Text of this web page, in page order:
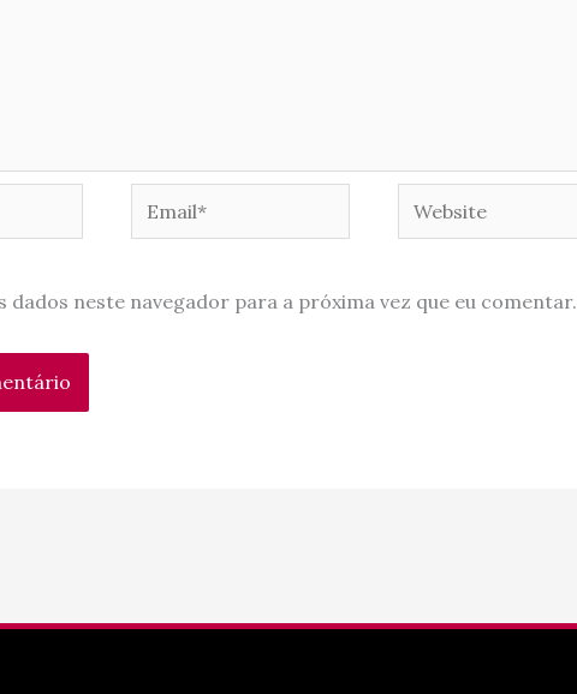
Website
dados neste navegador para a próxima vez que eu comentar.